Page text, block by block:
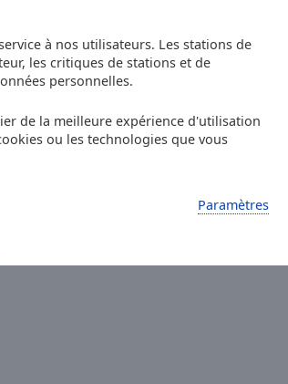
à nos utilisateurs. Les stations de
les critiques de stations et de
personnelles.
de la meilleure expérience d'utilisation
ou les technologies que vous
Paramètres